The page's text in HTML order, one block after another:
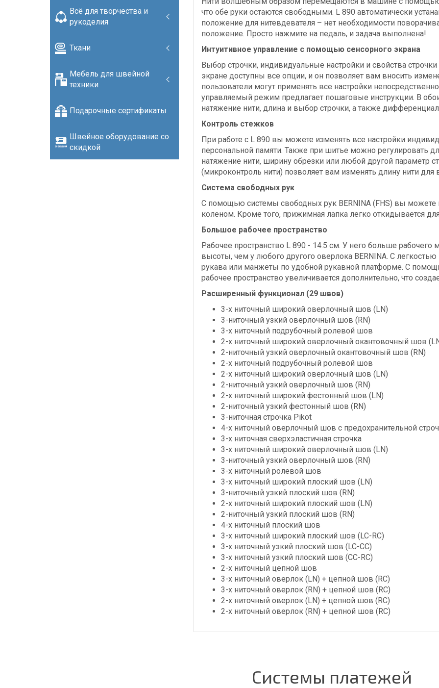
Всё для творчества и
рукоделия
Ткани
Мебель для швейной
техники
Подарочные сертификаты
Швейное оборудование со
скидкой
что обе руки остаются свободными. L 890 автоматически
положение для нитевдевателя – нет необходимости
положение. Просто нажмите на педаль, и задача выполнена!
Интуитивное управление с помощью сенсорного экрана
Выбор строчки, индивидуальные настройки и свойства
экране доступны все опции, и он позволяет вам вносить
пользователи могут применять все настройки
управляемый режим предлагает пошаговые инструкции. В
натяжение нити, длина и выбор строчки, а также
Контроль стежков
При работе с L 890 вы можете изменять все настройки
персональной памяти. Также при шитье можно регулировать
натяжение нити, ширину обрезки или любой другой параметр
(микроконтроль нити) позволяет вам изменять длину нити
Система свободных рук
С помощью системы свободных рук BERNINA (FHS) вы
коленом. Кроме того, прижимная лапка легко откидывается
Большое рабочее пространство
Рабочее пространство L 890 - 14.5 см. У него больше рабочего
высоты, чем у любого другого оверлока BERNINA. С
рукава или манжеты по удобной рукавной платформе. С
рабочее пространство увеличивается дополнительно, что
Расширенный функционал (29 швов)
3-х ниточный широкий оверлочный шов (LN)
3-ниточный узкий оверлочный шов (RN)
3-х ниточный подрубочный ролевой шов
2-х ниточный широкий оверлочный окантовочный шов
2-ниточный узкий оверлочный окантовочный шов (RN)
2-х ниточный подрубочный ролевой шов
2-х ниточный широкий оверлочный шов (LN)
2-ниточный узкий оверлочный шов (RN)
2-х ниточный широкий фестонный шов (LN)
2-ниточный узкий фестонный шов (RN)
3-ниточная строчка Pikot
4-х ниточный оверлочный шов с предохранительной
3-х ниточная сверхэластичная строчка
3-х ниточный широкий оверлочный шов (LN)
3-ниточный узкий оверлочный шов (RN)
3-х ниточный ролевой шов
3-х ниточный широкий плоский шов (LN)
3-ниточный узкий плоский шов (RN)
2-х ниточный широкий плоский шов (LN)
2-ниточный узкий плоский шов (RN)
4-х ниточный плоский шов
3-х ниточный широкий плоский шов (LC-RC)
3-х ниточный узкий плоский шов (LC-CC)
3-х ниточный узкий плоский шов (CC-RC)
2-х ниточный цепной шов
3-х ниточный оверлок (LN) + цепной шов (RC)
3-х ниточный оверлок (RN) + цепной шов (RC)
2-х ниточный оверлок (LN) + цепной шов (RC)
2-х ниточный оверлок (RN) + цепной шов (RC)
Системы платежей